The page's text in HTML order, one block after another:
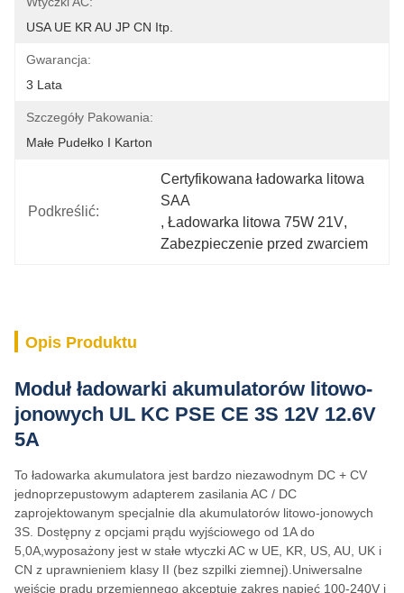
USA UE KR AU JP CN Itp.
Gwarancja:
3 Lata
Szczegóły Pakowania:
Małe Pudełko I Karton
Podkreślić:
Certyfikowana ładowarka litowa
SAA
, Ładowarka litowa 75W 21V,
Zabezpieczenie przed zwarciem
Opis Produktu
Moduł ładowarki akumulatorów litowo-
jonowych UL KC PSE CE 3S 12V 12.6V
5A
To ładowarka akumulatora jest bardzo niezawodnym DC + CV
jednoprzepustowym adapterem zasilania AC / DC
zaprojektowanym specjalnie dla akumulatorów litowo-jonowych
3S. Dostępny z opcjami prądu wyjściowego od 1A do
5,0A,wyposażony jest w stałe wtyczki AC w UE, KR, US, AU, UK i
CN z uprawnieniem klasy II (bez szpilki ziemnej).Uniwersalne
wejście prądu przemiennego akceptuje zakres napięć 100-240V i